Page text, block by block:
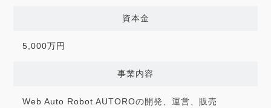
資本金
5,000万円
事業内容
Web Auto Robot AUTOROの開発、運営、販売